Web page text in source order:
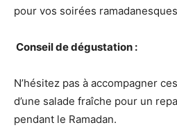
pour vos soirées
️ Conseil de dégustation :
N’hésitez pas à accompagner
d’une salade fraîche pour un
pendant le Ramadan.